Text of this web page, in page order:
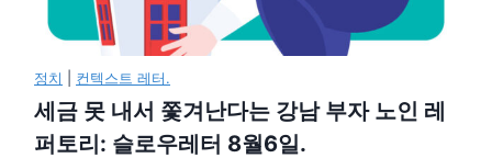
정치 컨텍스트 레터.
세금 못 내서 쫓겨난다는 강남 부자 노인 레
퍼토리: 슬로우레터 8월6일.